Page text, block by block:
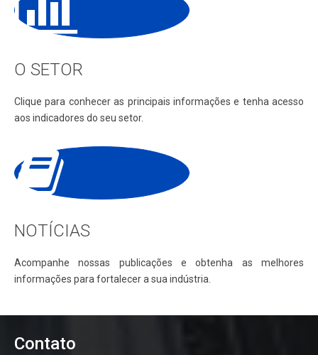
O SETOR
Clique para conhecer as principais informações e tenha acesso
aos indicadores do seu setor.
NOTÍCIAS
Acompanhe nossas publicações e obtenha as melhores
informações para fortalecer a sua indústria.
Contato